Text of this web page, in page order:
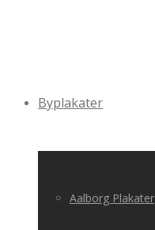
Byplakater
Aalborg Plakater